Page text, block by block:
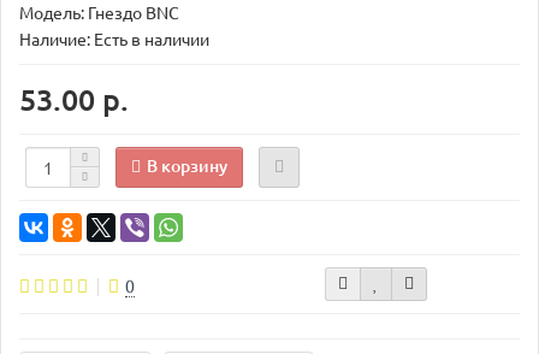
Модель: Гнездо BNC
Наличие: Есть в наличии
53.00 р.
В корзину
0